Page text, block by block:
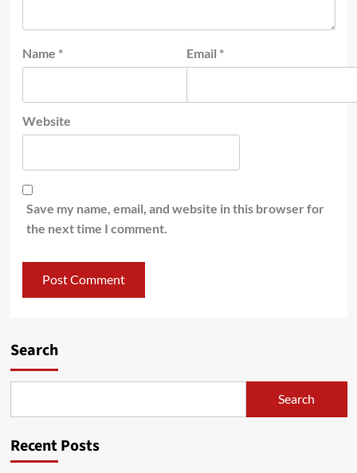
Name * Email *
Website
Save my name, email, and website in this browser for
the next time I comment.
Search
Search
Recent Posts